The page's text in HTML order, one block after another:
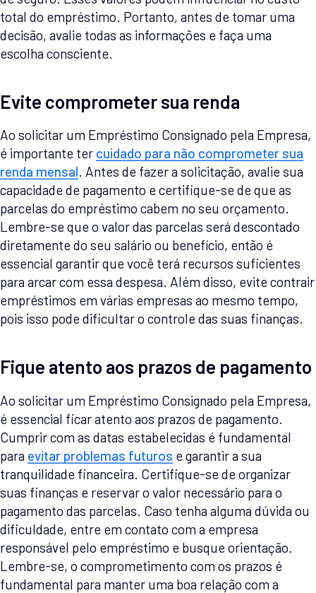
total do empréstimo. Portanto, antes de tomar uma
decisão, avalie todas as informações e faça uma
escolha consciente.
Evite comprometer sua renda
Ao solicitar um Empréstimo Consignado pela Empresa,
é importante ter cuidado para não comprometer sua
renda mensal. Antes de fazer a solicitação, avalie sua
capacidade de pagamento e certifique-se de que as
parcelas do empréstimo cabem no seu orçamento.
Lembre-se que o valor das parcelas será descontado
diretamente do seu salário ou benefício, então é
essencial garantir que você terá recursos suficientes
para arcar com essa despesa. Além disso, evite contrair
empréstimos em várias empresas ao mesmo tempo,
pois isso pode dificultar o controle das suas finanças.
Fique atento aos prazos de pagamento
Ao solicitar um Empréstimo Consignado pela Empresa,
é essencial ficar atento aos prazos de pagamento.
Cumprir com as datas estabelecidas é fundamental
para evitar problemas futuros e garantir a sua
tranquilidade financeira. Certifique-se de organizar
suas finanças e reservar o valor necessário para o
pagamento das parcelas. Caso tenha alguma dúvida ou
dificuldade, entre em contato com a empresa
responsável pelo empréstimo e busque orientação.
Lembre-se, o comprometimento com os prazos é
fundamental para manter uma boa relação com a